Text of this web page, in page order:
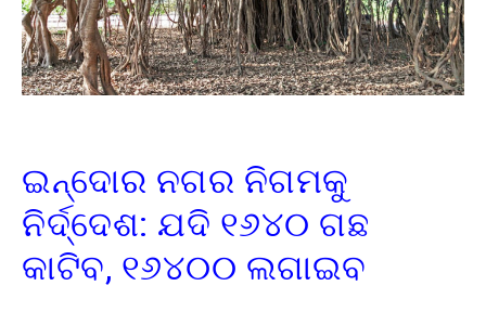
ଇନ୍ଦୋର ନଗର ନିଗମକୁ
ନିର୍ଦ୍ଦେଶ: ଯଦି ୧୬୪୦ ଗଛ
କାଟିବ, ୧୬୪୦୦ ଲଗାଇବ